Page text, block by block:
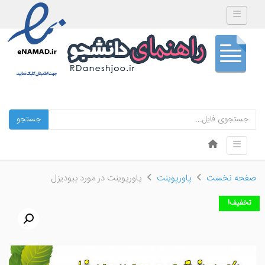
Toggle navigation
جستجو
Menu
Skip to content
Toggle navigation
صفحه نخست پاورپوینت پاورپوینت در مورد بیودیزل
تخفیف!